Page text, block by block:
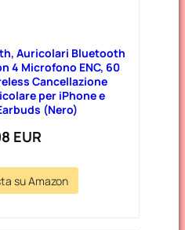
Auricolari Bluetooth
4 Microfono ENC, 60
Cancellazione
per iPhone e
(Nero)
EUR
su Amazon